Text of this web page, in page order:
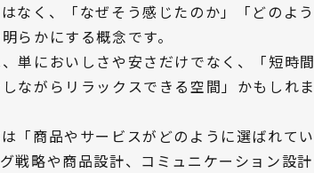
なく、「なぜそう感じたのか」「どのよう
らかにする概念です。
単においしさや安さだけでなく、「短時間
ながらリラックスできる空間」かもしれま
「商品やサービスがどのように選ばれてい
戦略や商品設計、コミュニケーション設計